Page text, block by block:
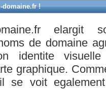
domaine.fr !
elargit
de domaine
identite
graphique.
se voit